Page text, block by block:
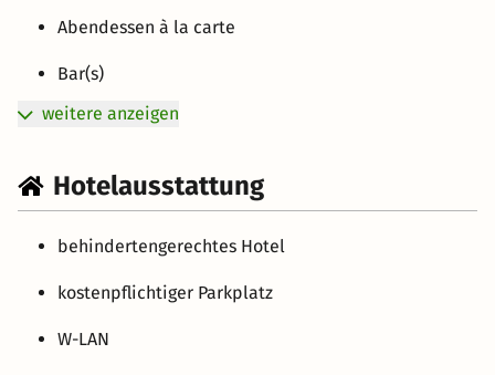
Abendessen à la carte
Bar(s)
weitere anzeigen
Hotelausstattung
behindertengerechtes Hotel
kostenpflichtiger Parkplatz
W-LAN